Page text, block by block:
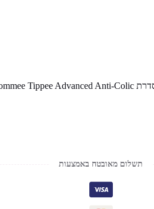
תשלום מאובטח באמצעות